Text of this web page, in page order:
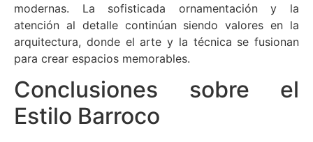
modernas. La sofisticada ornamentación y la
atención al detalle continúan siendo valores en la
arquitectura, donde el arte y la técnica se fusionan
para crear espacios memorables.
Conclusiones sobre el
Estilo Barroco